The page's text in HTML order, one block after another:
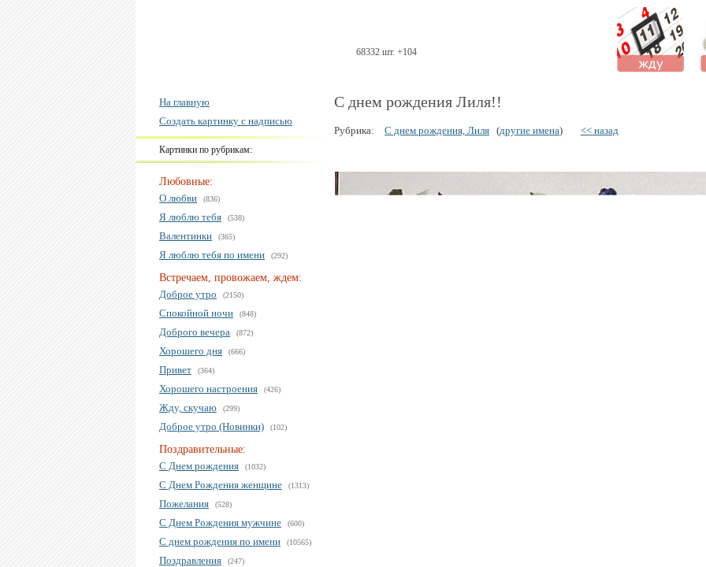
68332 шт. +104
На главную
Создать картинку с надписью
Картинки по рубрикам:
Любовные:
О любви
(836)
Я люблю тебя (538)
Валентинки (365)
Я люблю тебя по имени (292)
Встречаем, провожаем, ждем:
Доброе утро
(2150)
Спокойной ночи (848)
Доброго вечера (872)
Хорошего дня (666)
Привет (364)
Хорошего настроения (426)
Жду, скучаю (299)
Доброе утро (Новинки) (102)
Поздравительные:
С Днем рождения
(1032)
С Днем Рождения женщине (1313)
Пожелания (528)
С Днем Рождения мужчине (600)
С днем рождения по имени (10565)
Поздравления (247)
С днем рождения Лиля!!
Рубрика: С днем рождения, Лиля (другие имена) << назад